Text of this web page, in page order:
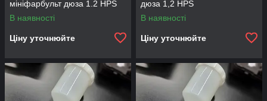
мініфарбульт дюза 1.2 HPS
В наявності
Ціну уточнюйте
дюза 1,2 HPS
В наявності
Ціну уточнюйте